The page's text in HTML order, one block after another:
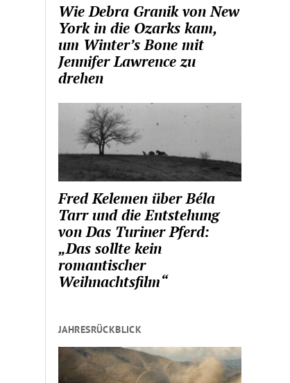
Wie Debra Granik von New
York in die Ozarks kam,
um Winter’s Bone mit
Jennifer Lawrence zu
drehen
Fred Kelemen über Béla
Tarr und die Entstehung
von Das Turiner Pferd:
„Das sollte kein
romantischer
Weihnachtsfilm“
JAHRESRÜCKBLICK